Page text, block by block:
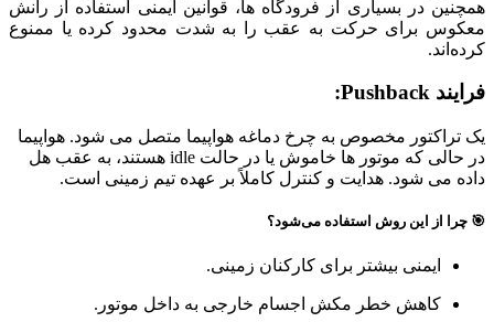
همچنین در بسیاری از فرودگاه‌ ها، قوانین ایمنی استفاده از رانش
معکوس برای حرکت به عقب را به شدت محدود کرده یا ممنوع
کرده‌اند.
فرایند Pushback:
یک تراکتور مخصوص به چرخ دماغه هواپیما متصل می‌ شود. هواپیما
در حالی که موتور ها خاموش یا در حالت idle هستند، به عقب هل
داده می‌ شود. هدایت و کنترل کاملاً بر عهده تیم زمینی است.
🎯 چرا از این روش استفاده می‌شود؟
ایمنی بیشتر برای کارکنان زمینی.
کاهش خطر مکش اجسام خارجی به داخل موتور.